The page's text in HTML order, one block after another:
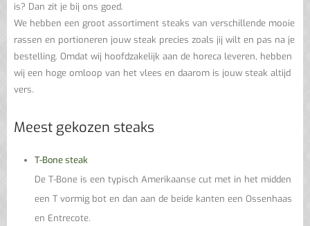
is? Dan zit je bij ons goed.
We hebben een groot assortiment steaks van verschillende mooie
rassen en portioneren jouw steak precies zoals jij wilt en pas na je
bestelling. Omdat wij hoofdzakelijk aan de horeca leveren, hebben
wij een hoge omloop van het vlees en daarom is jouw steak altijd
vers.
Meest gekozen steaks
T-Bone steak
De T-Bone is een typisch Amerikaanse cut met in het midden
een T vormig bot en dan aan de beide kanten een Ossenhaas
en Entrecote.